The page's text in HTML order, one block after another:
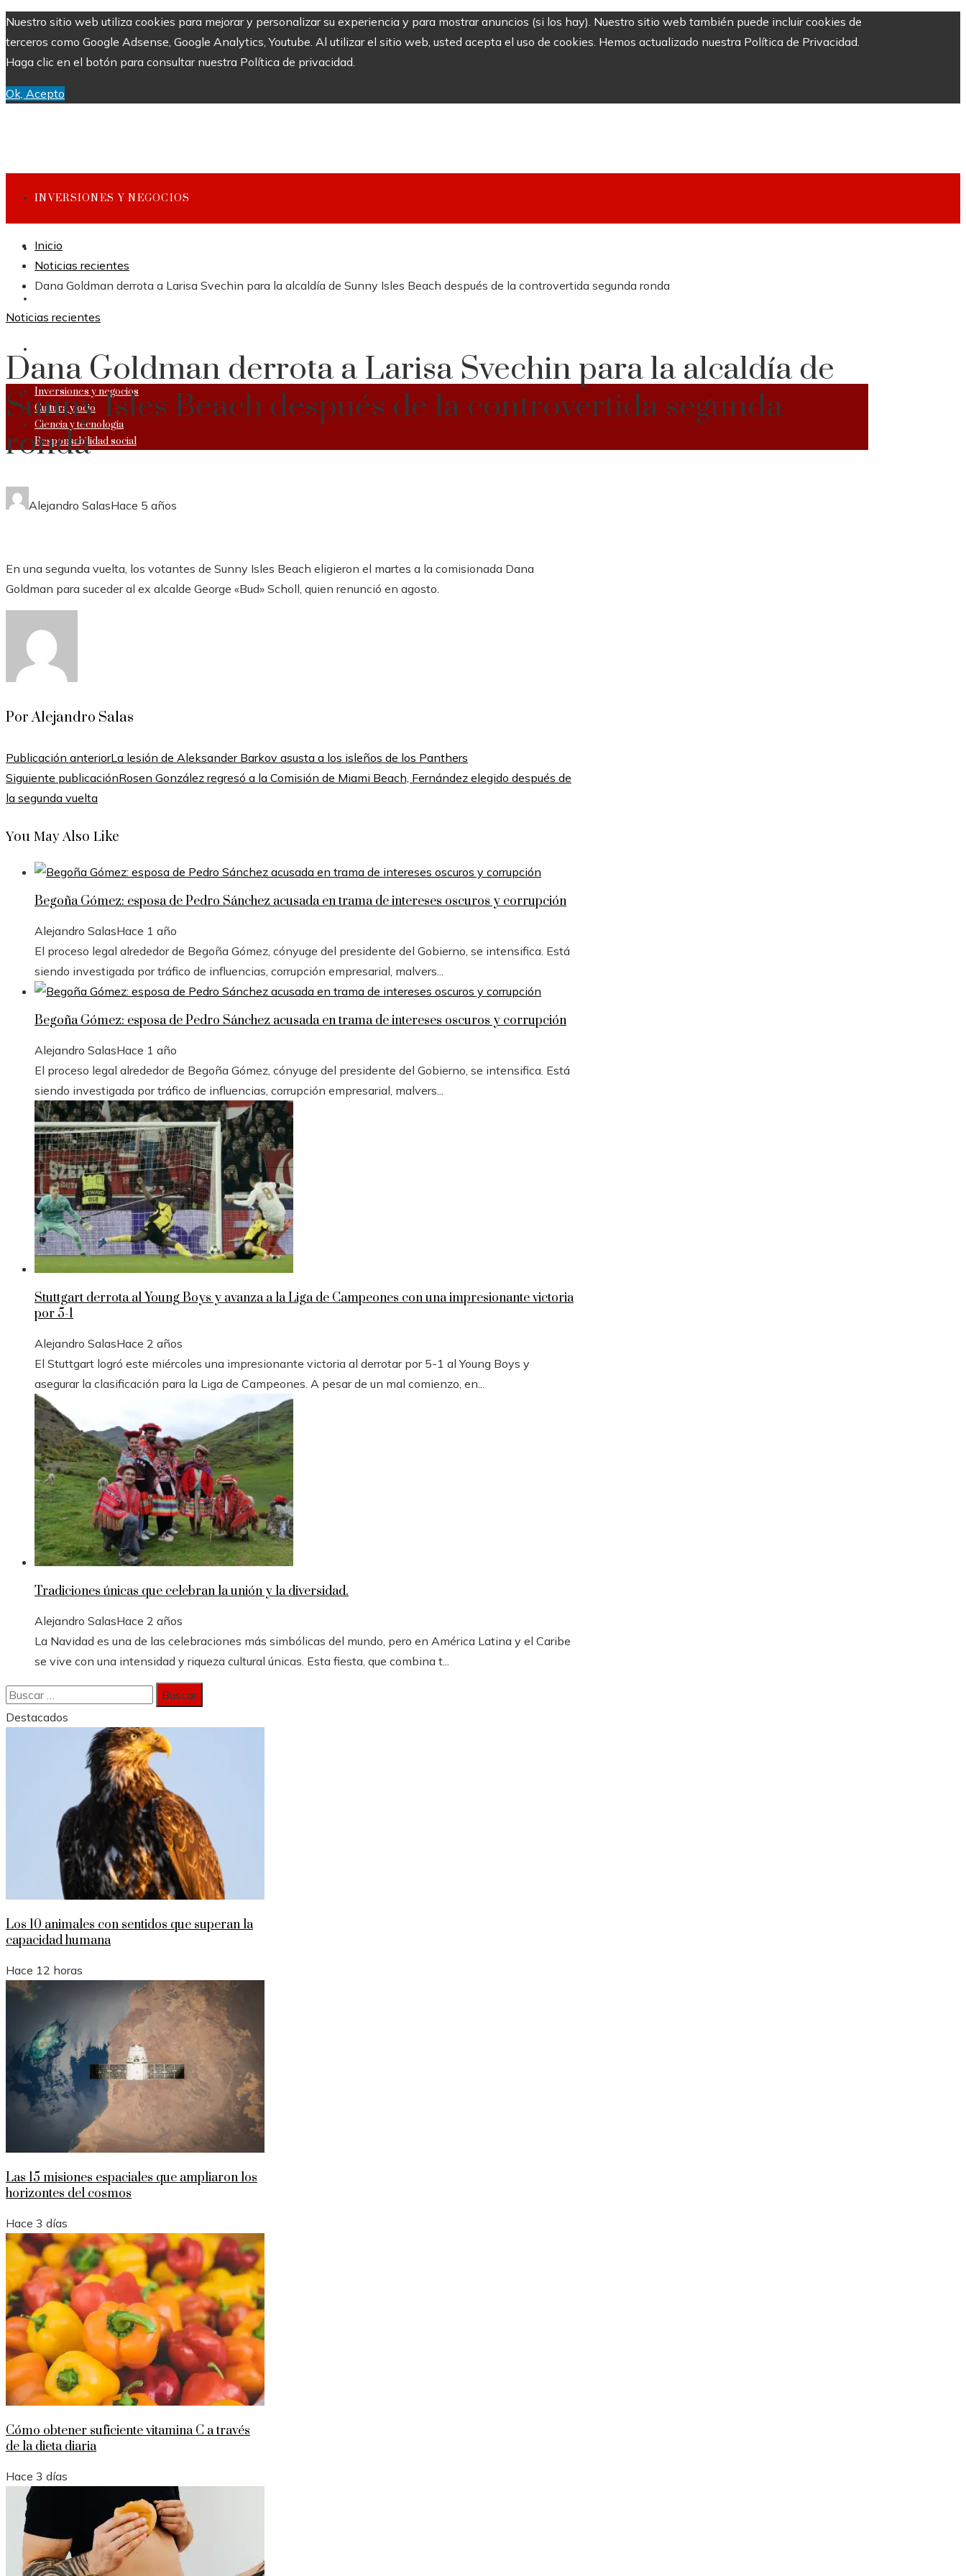
Nuestro sitio web utiliza cookies para mejorar y personalizar su experiencia y para mostrar anuncios (si los hay). Nuestro sitio web también puede incluir cookies de
terceros como Google Adsense, Google Analytics, Youtube. Al utilizar el sitio web, usted acepta el uso de cookies. Hemos actualizado nuestra Política de Privacidad.
Haga clic en el botón para consultar nuestra Política de privacidad.
Ok, Acepto
INVERSIONES Y NEGOCIOS
CULTURA Y OCIO
Inversiones y negocios
Cultura y ocio
Ciencia y tecnología
Responsabilidad social
Inicio
Noticias recientes
Dana Goldman derrota a Larisa Svechin para la alcaldía de Sunny Isles Beach después de la controvertida segunda ronda
Noticias recientes
Dana Goldman derrota a Larisa Svechin para la alcaldía de
Sunny Isles Beach después de la controvertida segunda
ronda
Alejandro SalasHace 5 años
En una segunda vuelta, los votantes de Sunny Isles Beach eligieron el martes a la comisionada Dana
Goldman para suceder al ex alcalde George «Bud» Scholl, quien renunció en agosto.
Por Alejandro Salas
Publicación anteriorLa lesión de Aleksander Barkov asusta a los isleños de los Panthers
Siguiente publicaciónRosen González regresó a la Comisión de Miami Beach, Fernández elegido después de
la segunda vuelta
You May Also Like
Begoña Gómez: esposa de Pedro Sánchez acusada en trama de intereses oscuros y corrupción
Alejandro SalasHace 1 año
El proceso legal alrededor de Begoña Gómez, cónyuge del presidente del Gobierno, se intensifica. Está
siendo investigada por tráfico de influencias, corrupción empresarial, malvers...
Begoña Gómez: esposa de Pedro Sánchez acusada en trama de intereses oscuros y corrupción
Alejandro SalasHace 1 año
El proceso legal alrededor de Begoña Gómez, cónyuge del presidente del Gobierno, se intensifica. Está
siendo investigada por tráfico de influencias, corrupción empresarial, malvers...
Stuttgart derrota al Young Boys y avanza a la Liga de Campeones con una impresionante victoria
por 5-1
Alejandro SalasHace 2 años
El Stuttgart logró este miércoles una impresionante victoria al derrotar por 5-1 al Young Boys y
asegurar la clasificación para la Liga de Campeones. A pesar de un mal comienzo, en...
Tradiciones únicas que celebran la unión y la diversidad.
Alejandro SalasHace 2 años
La Navidad es una de las celebraciones más simbólicas del mundo, pero en América Latina y el Caribe
se vive con una intensidad y riqueza cultural únicas. Esta fiesta, que combina t...
Buscar:
Destacados
Los 10 animales con sentidos que superan la
capacidad humana
Hace 12 horas
Las 15 misiones espaciales que ampliaron los
horizontes del cosmos
Hace 3 días
Cómo obtener suficiente vitamina C a través
de la dieta diaria
Hace 3 días